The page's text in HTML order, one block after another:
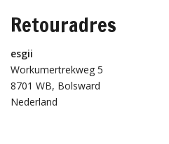
Retouradres
esgii
Workumertrekweg 5
8701 WB, Bolsward
Nederland